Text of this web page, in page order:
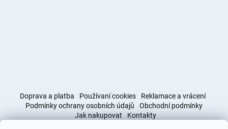
Doprava a platba Používaní cookies
Reklamace a vrácení
Podmínky ochrany osobních údajů
Obchodní podmínky
Jak nakupovat
Kontakty